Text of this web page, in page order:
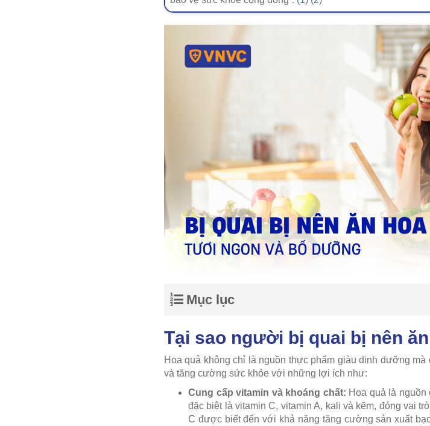
Mục lục
Tại sao người bị quai bị nên
Hoa quả không chỉ là nguồn thực phẩm giàu dinh dưỡng
và tăng cường sức khỏe với những lợi ích như:
Cung cấp vitamin và khoáng chất: Hoa quả là
đặc biệt là vitamin C, vitamin A, kali và kẽm, đóng vai
C được biết đến với khả năng tăng cường sản xuất